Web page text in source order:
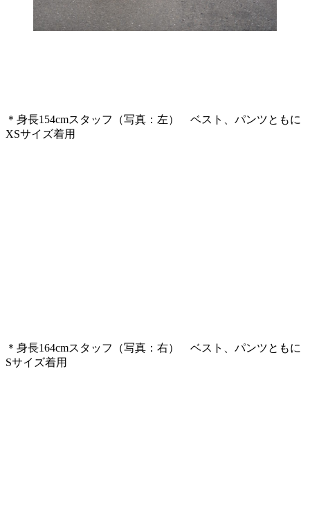
＊身長154cmスタッフ（写真：左） ベスト、パンツともに
XSサイズ着用
＊身長164cmスタッフ（写真：右） ベスト、パンツともに
Sサイズ着用